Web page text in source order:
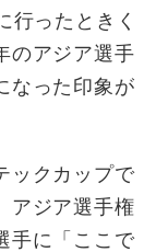
行ったときく
のアジア選手
なった印象が
クカップで
アジア選手権
手に「ここで